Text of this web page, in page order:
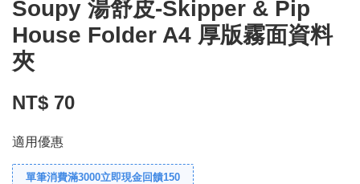
Soupy 湯舒皮-Skipper & Pip
House Folder A4 厚版霧面資料
夾
NT$ 70
適用優惠
單筆消費滿3000立即現金回饋150